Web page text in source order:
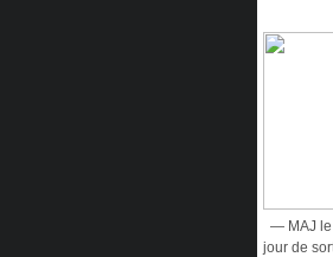
— MAJ le
jour de